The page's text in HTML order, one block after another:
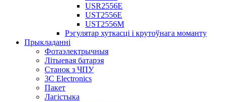
USR2556E
UST2556E
UST2556M
Рэгулятар хуткасці і крутоўнага моманту
Прыкладанні
Фотаэлектрычныя
Літыевая батарэя
Станок з ЧПУ
3C Electronics
Пакет
Лагістыка